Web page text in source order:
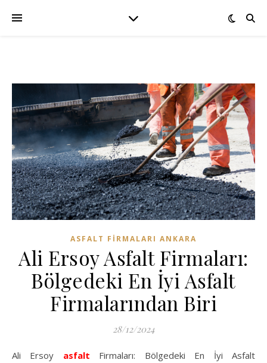
ASFALT FIRMALARI ANKARA
Ali Ersoy Asfalt Firmaları:
Bölgedeki En İyi Asfalt
Firmalarından Biri
28/12/2024
Ali Ersoy asfalt Firmaları: Bölgedeki En İyi Asfalt